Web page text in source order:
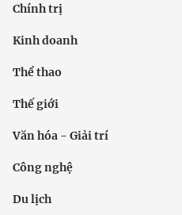
Chính trị
Kinh doanh
Thể thao
Thế giới
Văn hóa - Giải trí
Công nghệ
Du lịch